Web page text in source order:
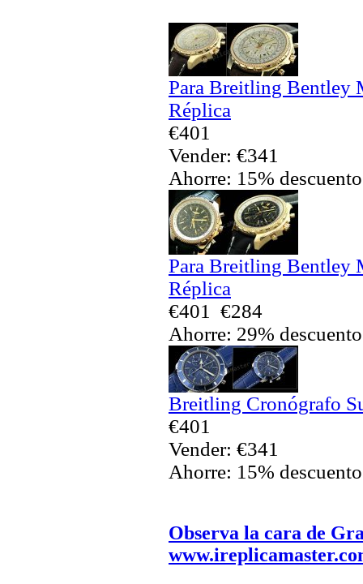
Para Breitling Bentley
Réplica
€401
Vender: €341
Ahorre: 15% descuento
Para Breitling Bentley
Réplica
€401
€284
Ahorre: 29% descuento
Breitling Cronógrafo
€401
Vender: €341
Ahorre: 15% descuento
Observa la cara de